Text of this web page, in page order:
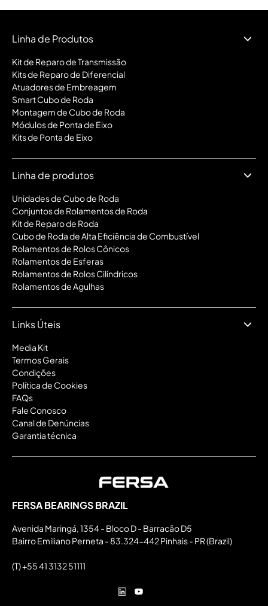
FERSA BEARINGS BRAZIL
Avenida Maringá, 1354 - Bloco D - Barracão D5
Bairro Emiliano Perneta - 83.324-442 Pinhais - PR (Brazil)
(T) +55 41 3132 51111
Linha de Produtos
Kit de Reparo de Transmissão
Kits de Reparo de Diferencial
Atuadores de Embreagem
Smart Cubo de Roda
Montagem de Cubo de Roda
Módulos de Ponta de Eixo
Kits de Ponta de Eixo
Linha de produtos
Unidades de Cubo de Roda
Conjuntos de Rolamentos de Roda
Kit de Reparo de Roda
Cubo de Roda de Alta Eficiência de Combustível
Rolamentos de Rolos Cônicos
Rolamentos de Esferas
Rolamentos de Rolos Cilíndricos
Rolamentos de Agulhas
Links Úteis
Media Kit
Termos Gerais
Condições
Política de Cookies
FAQs
Fale Conosco
Canal de Denúncias
Garantia técnica